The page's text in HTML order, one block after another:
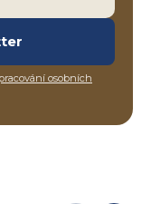
osobních